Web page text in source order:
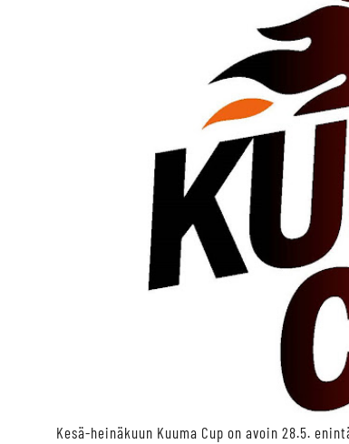
Kesä-heinäkuun Kuuma Cup on avoin 28.5.